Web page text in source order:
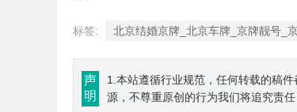
标签: 北京结婚京牌_北京车牌_京牌靓号_
声
明
1.本站遵循行业规范，任何转载的稿
源，不尊重原创的行为我们将追究责